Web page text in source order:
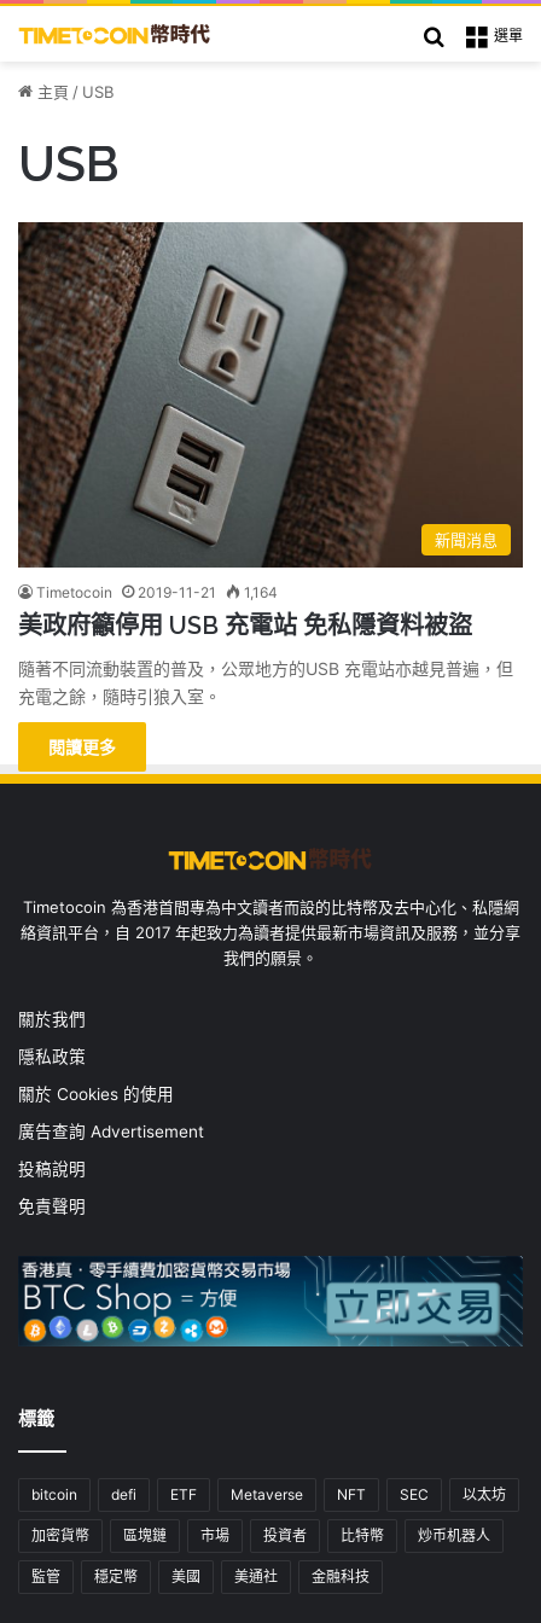
選單
搜索
主頁 / USB
USB
新聞消息
Timetocoin 2019-11-21 1,164
美政府籲停用 USB 充電站 免私隱資料被盜
隨著不同流動裝置的普及，公眾地方的USB 充電站亦越見普遍，但
充電之餘，隨時引狼入室。
閱讀更多
Timetocoin 為香港首間專為中文讀者而設的比特幣及去中心化、私隱網
絡資訊平台，自 2017 年起致力為讀者提供最新市場資訊及服務，並分享
我們的願景。
關於我們
隱私政策
關於 Cookies 的使用
廣告查詢 Advertisement
投稿說明
免責聲明
標籤
bitcoin defi ETF Metaverse NFT SEC 以太坊
加密貨幣 區塊鏈 市場 投資者 比特幣 炒币机器人
監管 穩定幣 美國 美通社 金融科技